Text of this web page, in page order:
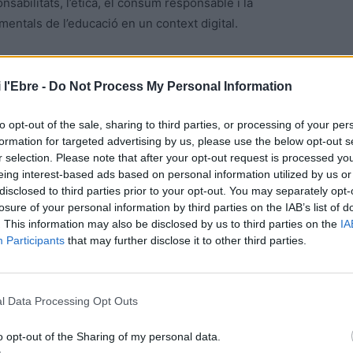
l'Ebre - Do Not Process My Personal Information
opt-out of the sale, sharing to third parties, or processing of your
for targeted advertising by us, please use the below opt-out
selection. Please note that after your opt-out request is processed
interest-based ads based on personal information utilized by us
to third parties prior to your opt-out. You may separately
of your personal information by third parties on the IAB’s list of
This information may also be disclosed by us to third parties on the
Participants that may further disclose it to other third parties.
Data Processing Opt Outs
opt-out of the Sharing of my personal data.
de l’educació en un context digital.
local al global, de la planificació, l’organització i la
i el docent on la tecnologia era només un mitjà o un
organitzats i gestionats de manera conjunta
molta més informació fora que dins del centre.
i la informació en igualtat de condicions per a
diferències socials quant a l’accés a la tecnologia, al
tecnològica per tal de preveure-les o contrarestar-les,
per accedir als recursos tecnològics i per a tenir
una barrera clara per al desenvolupament de la CD
i també professional.
i desigualtat és responsabilitat no només de